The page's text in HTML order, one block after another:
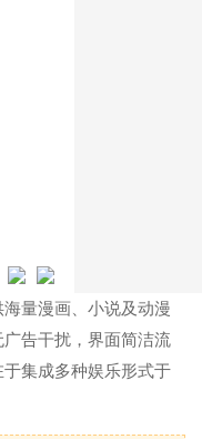
量漫画、小说及动漫
告干扰，界面简洁流
集成多种娱乐形式于